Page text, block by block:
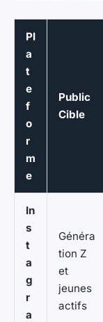
Pl
a
t
e
f
o
r
m
e
Public
Cible
In
s
t
a
g
r
a
Généra
tion Z
et
jeunes
actifs